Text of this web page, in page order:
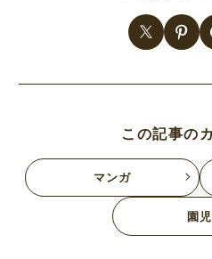
この記事の
マンガ
園児